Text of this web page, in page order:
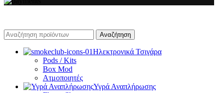
Αναζήτηση
Ηλεκτρονικά Τσιγάρα
Pods / Kits
Box Mod
Ατμοποιητές
Υγρά Αναπλήρωσης